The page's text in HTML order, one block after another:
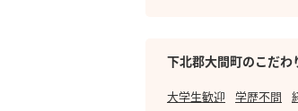
下北郡大間町のこだわ
大学生歓迎 学歴不問